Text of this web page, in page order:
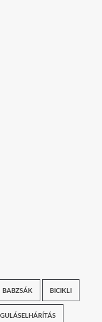
BABZSÁK BICIKLI